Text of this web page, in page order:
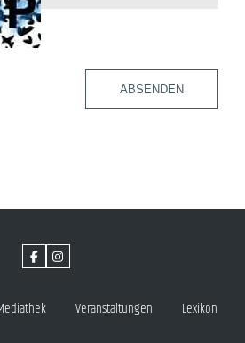
ABSENDEN
Veranstaltungen Lexikon